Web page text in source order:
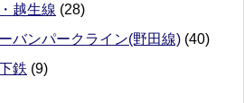
越生線 (28)
バンパークライン(野田線) (40)
鉄 (9)